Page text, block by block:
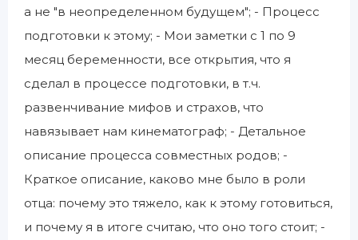
а не "в неопределенном будущем"; - Процесс
подготовки к этому; - Мои заметки с 1 по 9
месяц беременности, все открытия, что я
сделал в процессе подготовки, в т.ч.
развенчивание мифов и страхов, что
навязывает нам кинематограф; - Детальное
описание процесса совместных родов; -
Краткое описание, каково мне было в роли
отца: почему это тяжело, как к этому готовиться,
и почему я в итоге считаю, что оно того стоит; -